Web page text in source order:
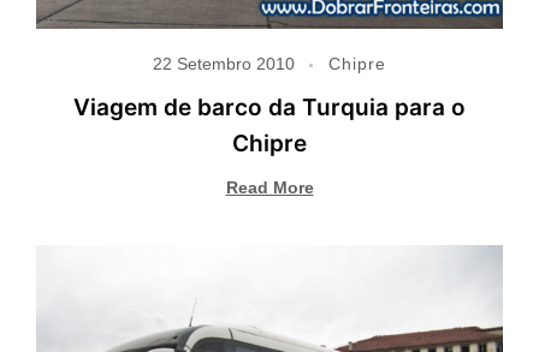
22 Setembro 2010 Chipre
Viagem de barco da Turquia para o
Chipre
Read More